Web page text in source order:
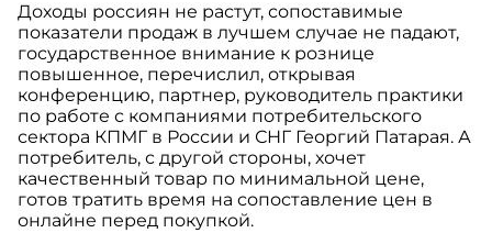
Доходы россиян не растут, сопоставимые
показатели продаж в лучшем случае не падают,
государственное внимание к рознице
повышенное, перечислил, открывая
конференцию, партнер, руководитель практики
по работе с компаниями потребительского
сектора КПМГ в России и СНГ Георгий Патарая. А
потребитель, с другой стороны, хочет
качественный товар по минимальной цене,
готов тратить время на сопоставление цен в
онлайне перед покупкой.